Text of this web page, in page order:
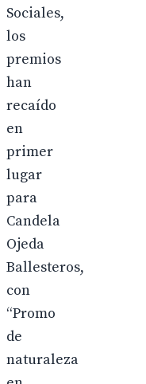
Sociales,
los
premios
han
recaído
en
primer
lugar
para
Candela
Ojeda
Ballesteros,
con
“Promo
de
naturaleza